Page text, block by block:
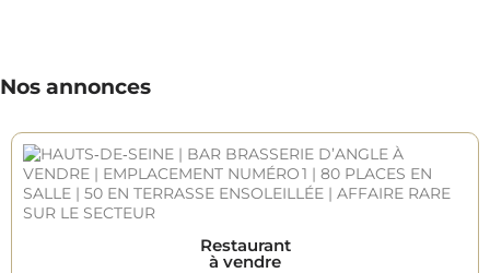
Nos annonces
Restaurant
à vendre